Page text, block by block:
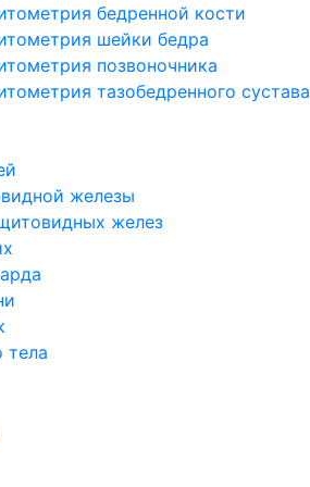
бедренной кости
шейки бедра
позвоночника
тазобедренного сустава
железы
желез
тела